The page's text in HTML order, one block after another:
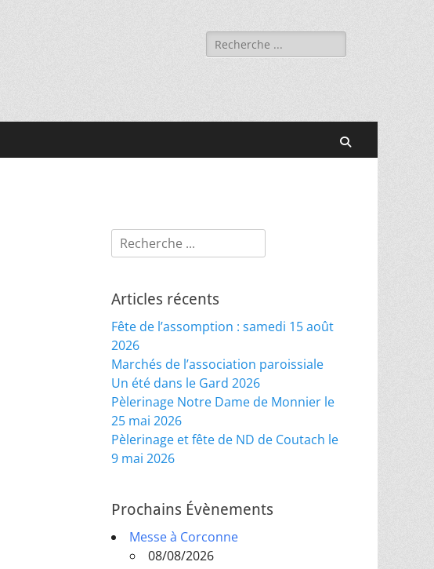
Rechercher :
Rechercher :
Articles récents
Fête de l’assomption : samedi 15 août
2026
Marchés de l’association paroissiale
Un été dans le Gard 2026
Pèlerinage Notre Dame de Monnier le
25 mai 2026
Pèlerinage et fête de ND de Coutach le
9 mai 2026
Prochains Évènements
Messe à Corconne
08/08/2026